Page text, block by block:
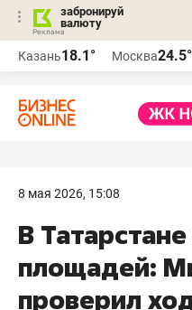
забронируй
валюту
Казань18.1° Москва24.5°
8 мая 2026, 15:08
В
площадей:
проверил